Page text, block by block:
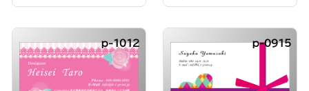
p-1012 p-0915